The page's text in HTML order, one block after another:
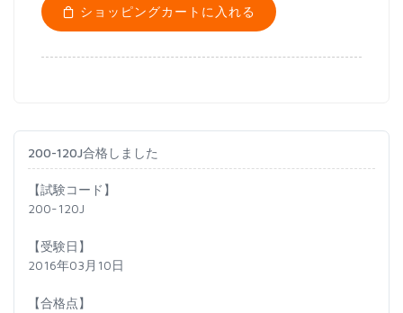
ショッピングカートに入れる
200-120J合格しました
【試験コード】
200-120J
【受験日】
2016年03月10日
【合格点】